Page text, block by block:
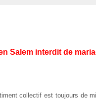
Salem interdit de
collectif est toujours de